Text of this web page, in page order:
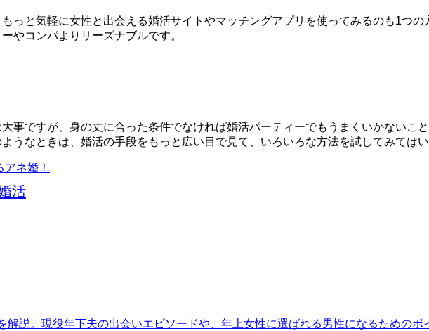
もっと気軽に女性と出会える婚活サイトやマッチングアプリを使ってみるのも1つの
やコンパよりリーズナブルです。
事ですが、 身の丈に合った条件でなければ婚活パーティーでもうまくいかないこと
うなときは、婚活の手段をもっと広い目で見て、いろいろな方法を試してみては
活
解説。現役年下夫の出会いエピソードや、年上女性に選ばれる男性になるためのポ